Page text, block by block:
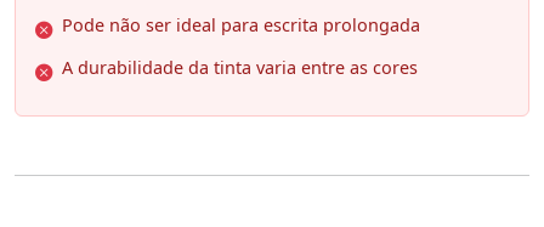
Pode não ser ideal para escrita prolongada
A durabilidade da tinta varia entre as cores